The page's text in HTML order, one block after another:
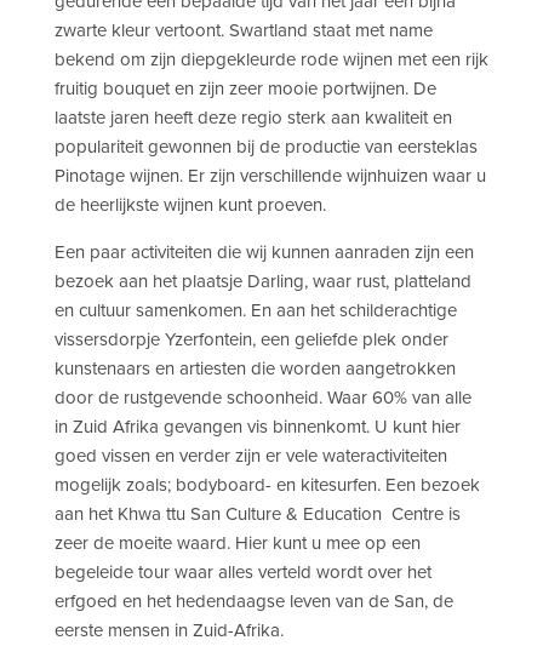
zwarte kleur vertoont. Swartland staat met name
bekend om zijn diepgekleurde rode wijnen met een rijk
fruitig bouquet en zijn zeer mooie portwijnen. De
laatste jaren heeft deze regio sterk aan kwaliteit en
populariteit gewonnen bij de productie van eersteklas
Pinotage wijnen. Er zijn verschillende wijnhuizen waar u
de heerlijkste wijnen kunt proeven.
Een paar activiteiten die wij kunnen aanraden zijn een
bezoek aan het plaatsje Darling, waar rust, platteland
en cultuur samenkomen. En aan het schilderachtige
vissersdorpje Yzerfontein, een geliefde plek onder
kunstenaars en artiesten die worden aangetrokken
door de rustgevende schoonheid. Waar 60% van alle
in Zuid Afrika gevangen vis binnenkomt. U kunt hier
goed vissen en verder zijn er vele wateractiviteiten
mogelijk zoals; bodyboard- en kitesurfen. Een bezoek
aan het Khwa ttu San Culture & Education Centre is
zeer de moeite waard. Hier kunt u mee op een
begeleide tour waar alles verteld wordt over het
erfgoed en het hedendaagse leven van de San, de
eerste mensen in Zuid-Afrika.